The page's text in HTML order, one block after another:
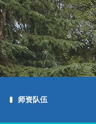
师资队伍